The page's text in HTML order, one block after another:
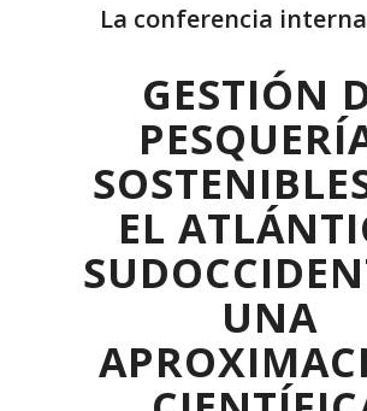
La conferencia
GESTIÓN
EL
UNA